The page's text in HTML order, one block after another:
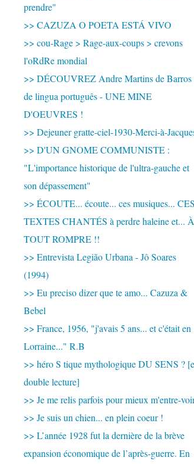
prendre"
>> CAZUZA O POETA ESTÁ VIVO
>> cou-Rage > Rage-aux-coups > crevons
l'oRdRe mondial
>> DÉCOUVREZ Andre Martins de Barros
de lingua português - UNE MINE
D'OEUVRES !
>> Dejeuner gratte-ciel-1930-Merci-à-
>> D'UN GNOME COMMUNISTE :
"L'importance historique de l'ultra-gauche et
son dépassement"
>> ÉCOUTE... écoute... ces musiques... CES
TEXTES CHANTÉS à perdre haleine et... À
TOUT ROMPRE !!
>> Entrevista Legião Urbana - Jô Soares
(1994)
>> Eu preciso dizer que te amo... Cazuza &
Bebel
>> France, 1956, "j'avais 5 ans... et c'était en
Lorraine..." R.B
>> héro S tique mythologique DU SENS ?
double lecture]
>> Je me relis parfois pour mieux m'entre-
>> Je suis un chien... en plein coeur !
>> L’année 1928 fut la dernière de la brève
expansion économique de l’après-guerre. En